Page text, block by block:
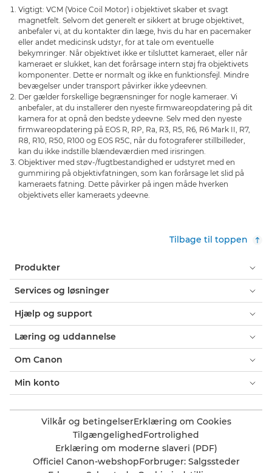
Vigtigt: VCM (Voice Coil Motor) i objektivet skaber et svagt
magnetfelt. Selvom det generelt er sikkert at bruge objektivet,
anbefaler vi, at du kontakter din læge, hvis du har en pacemaker
eller andet medicinsk udstyr, for at tale om eventuelle
bekymringer. Når objektivet ikke er tilsluttet kameraet, eller når
kameraet er slukket, kan det forårsage intern støj fra objektivets
komponenter. Dette er normalt og ikke en funktionsfejl. Mindre
bevægelser under transport påvirker ikke ydeevnen.
Der gælder forskellige begrænsninger for nogle kameraer. Vi
anbefaler, at du installerer den nyeste firmwareopdatering på dit
kamera for at opnå den bedste ydeevne. Selv med den nyeste
firmwareopdatering på EOS R, RP, Ra, R3, R5, R6, R6 Mark II, R7,
R8, R10, R50, R100 og EOS R5C, når du fotograferer stillbilleder,
kan du ikke indstille blændeværdien med irisringen.
Objektiver med støv-/fugtbestandighed er udstyret med en
gummiring på objektivfatningen, som kan forårsage let slid på
kameraets fatning. Dette påvirker på ingen måde hverken
objektivets eller kameraets ydeevne.
Tilbage til toppen
Produkter
Services og løsninger
Hjælp og support
Læring og uddannelse
Om Canon
Min konto
Vilkår og betingelserErklæring om Cookies
TilgængelighedFortrolighed
Erklæring om moderne slaveri (PDF)
Officiel Canon-webshopForbruger: Salgssteder